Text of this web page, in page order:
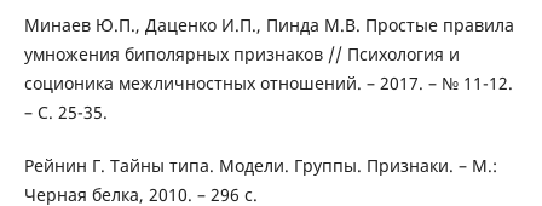
Минаев Ю.П., Даценко И.П., Пинда М.В. Простые правила
умножения биполярных признаков // Психология и
соционика межличностных отношений. – 2017. – № 11-12.
– С. 25-35.
Рейнин Г. Тайны типа. Модели. Группы. Признаки. – М.:
Черная белка, 2010. – 296 с.